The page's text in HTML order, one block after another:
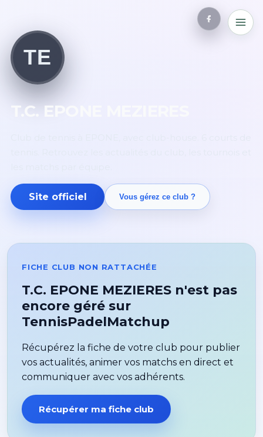
TE
T.C. EPONE MEZIERES
Site officiel Vous gérez ce club ?
FICHE CLUB NON RATTACHÉE
T.C. EPONE MEZIERES n'est pas
encore géré sur
TennisPadelMatchup
Récupérez la fiche de votre club pour publier
vos actualités, animer vos matchs en direct et
communiquer avec vos adhérents.
Récupérer ma fiche club